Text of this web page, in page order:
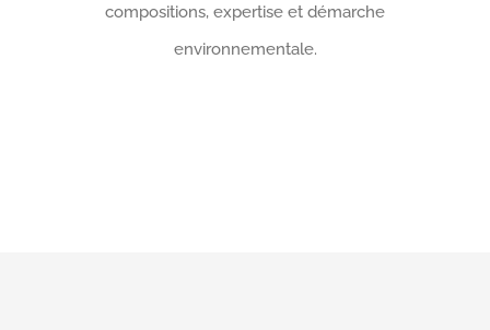
compositions, expertise et démarche
environnementale.